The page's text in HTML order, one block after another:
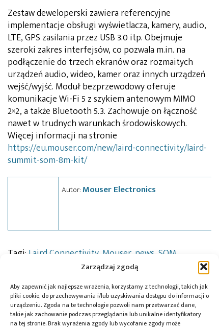
Zarządzaj zgodą
Aby zapewnić jak najlepsze wrażenia, korzystamy z technologii, takich jak
pliki cookie, do przechowywania i/lub uzyskiwania dostępu do informacji o
urządzeniu. Zgoda na te technologie pozwoli nam przetwarzać dane,
takie jak zachowanie podczas przeglądania lub unikalne identyfikatory
na tej stronie. Brak wyrażenia zgody lub wycofanie zgody może
Zestaw deweloperski zawiera referencyjne
implementacje obsługi wyświetlacza, kamery, audio,
LTE, GPS zasilania przez USB 3.0 itp. Obejmuje
szeroki zakres interfejsów, co pozwala m.in. na
podłączenie do trzech ekranów oraz rozmaitych
urządzeń audio, wideo, kamer oraz innych urządzeń
wejść/wyjść. Moduł bezprzewodowy oferuje
komunikacje Wi-Fi 5 z szykiem antenowym MIMO
2×2, a także Bluetooth 5.3. Zachowuje on łączność
nawet w trudnych warunkach środowiskowych.
Więcej informacji na stronie
https://eu.mouser.com/new/laird-connectivity/laird-
summit-som-8m-kit/
Autor:Mouser Electronics
Tagi: Laird Connectivity, Mouser, news SOM
Przeczytaj również: